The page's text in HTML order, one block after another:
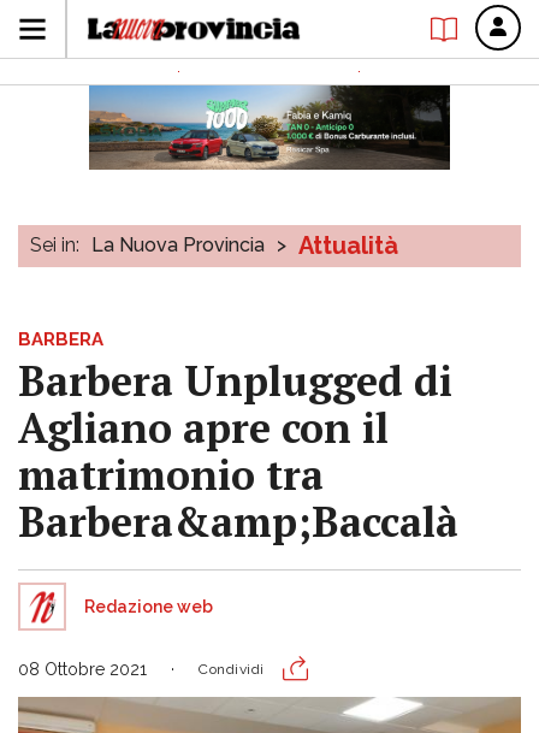
Sei in: La Nuova Provincia > Attualità
BARBERA
Barbera Unplugged di
Agliano apre con il
matrimonio tra
Barbera&amp;Baccalà
Redazione web
08 Ottobre 2021 Condividi